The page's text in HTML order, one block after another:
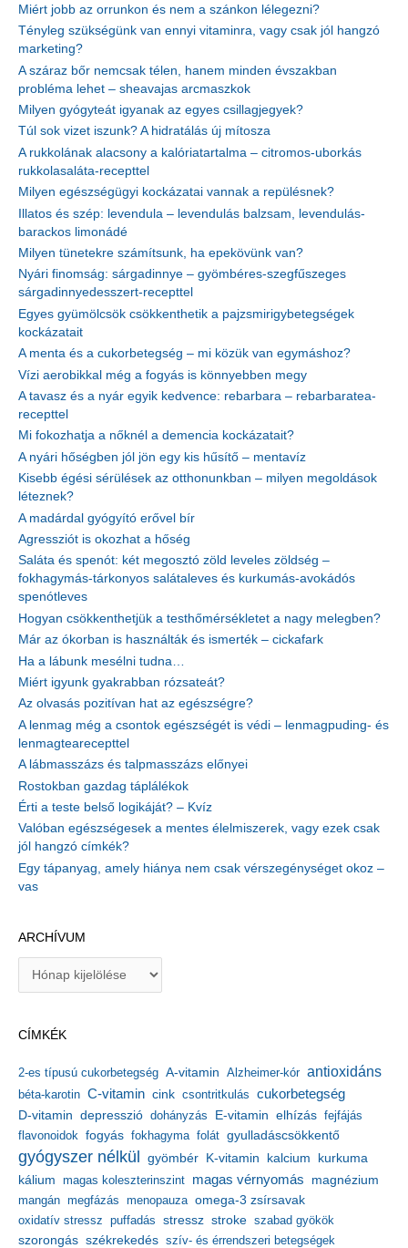
Miért jobb az orrunkon és nem a szánkon lélegezni?
Tényleg szükségünk van ennyi vitaminra, vagy csak jól hangzó
marketing?
A száraz bőr nemcsak télen, hanem minden évszakban
probléma lehet – sheavajas arcmaszkok
Milyen gyógyteát igyanak az egyes csillagjegyek?
Túl sok vizet iszunk? A hidratálás új mítosza
A rukkolának alacsony a kalóriatartalma – citromos-uborkás
rukkolasaláta-recepttel
Milyen egészségügyi kockázatai vannak a repülésnek?
Illatos és szép: levendula – levendulás balzsam, levendulás-
barackos limonádé
Milyen tünetekre számítsunk, ha epekövünk van?
Nyári finomság: sárgadinnye – gyömbéres-szegfűszeges
sárgadinnyedesszert-recepttel
Egyes gyümölcsök csökkenthetik a pajzsmirigybetegségek
kockázatait
A menta és a cukorbetegség – mi közük van egymáshoz?
Vízi aerobikkal még a fogyás is könnyebben megy
A tavasz és a nyár egyik kedvence: rebarbara – rebarbaratea-
recepttel
Mi fokozhatja a nőknél a demencia kockázatait?
A nyári hőségben jól jön egy kis hűsítő – mentavíz
Kisebb égési sérülések az otthonunkban – milyen megoldások
léteznek?
A madárdal gyógyító erővel bír
Agressziót is okozhat a hőség
Saláta és spenót: két megosztó zöld leveles zöldség –
fokhagymás-tárkonyos salátaleves és kurkumás-avokádós
spenótleves
Hogyan csökkenthetjük a testhőmérsékletet a nagy melegben?
Már az ókorban is használták és ismerték – cickafark
Ha a lábunk mesélni tudna…
Miért igyunk gyakrabban rózsateát?
Az olvasás pozitívan hat az egészségre?
A lenmag még a csontok egészségét is védi – lenmagpuding- és
lenmagtearecepttel
A lábmasszázs és talpmasszázs előnyei
Rostokban gazdag táplálékok
Érti a teste belső logikáját? – Kvíz
Valóban egészségesek a mentes élelmiszerek, vagy ezek csak
jól hangzó címkék?
Egy tápanyag, amely hiánya nem csak vérszegénységet okoz –
vas
ARCHÍVUM
í
u
m
CÍMKÉK
2-es típusú cukorbetegség A-vitamin Alzheimer-kór antioxidáns
béta-karotin C-vitamin cink csontritkulás cukorbetegség
D-vitamin depresszió dohányzás E-vitamin elhízás fejfájás
flavonoidok fogyás fokhagyma folát gyulladáscsökkentő
gyógyszer nélkül gyömbér K-vitamin kalcium kurkuma
kálium magas koleszterinszint magas vérnyomás magnézium
mangán megfázás menopauza omega-3 zsírsavak
oxidatív stressz puffadás stressz stroke szabad gyökök
szorongás székrekedés szív- és érrendszeri betegségek